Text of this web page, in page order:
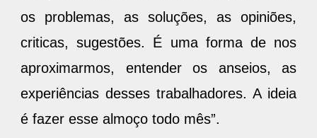
os problemas, as soluções, as opiniões,
criticas, sugestões. É uma forma de nos
aproximarmos, entender os anseios, as
experiências desses trabalhadores. A ideia
é fazer esse almoço todo mês”.